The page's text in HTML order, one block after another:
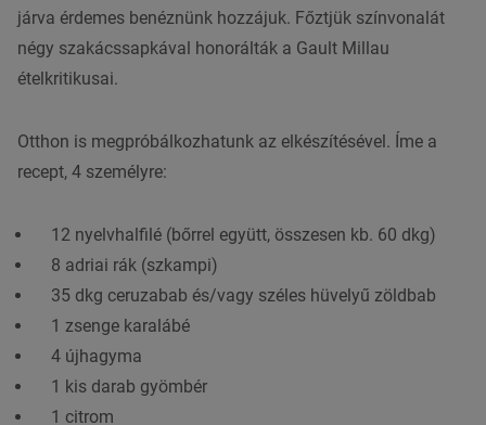
járva érdemes benéznünk hozzájuk. Főztjük színvonalát
négy szakácssapkával honorálták a Gault Millau
ételkritikusai.
Otthon is megpróbálkozhatunk az elkészítésével. Íme a
recept, 4 személyre:
12 nyelvhalfilé (bőrrel együtt, összesen kb. 60 dkg)
8 adriai rák (szkampi)
35 dkg ceruzabab és/vagy széles hüvelyű zöldbab
1 zsenge karalábé
4 újhagyma
1 kis darab gyömbér
1 citrom